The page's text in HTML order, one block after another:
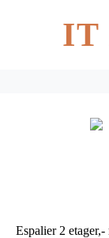
IT
Espalier 2 etager,-